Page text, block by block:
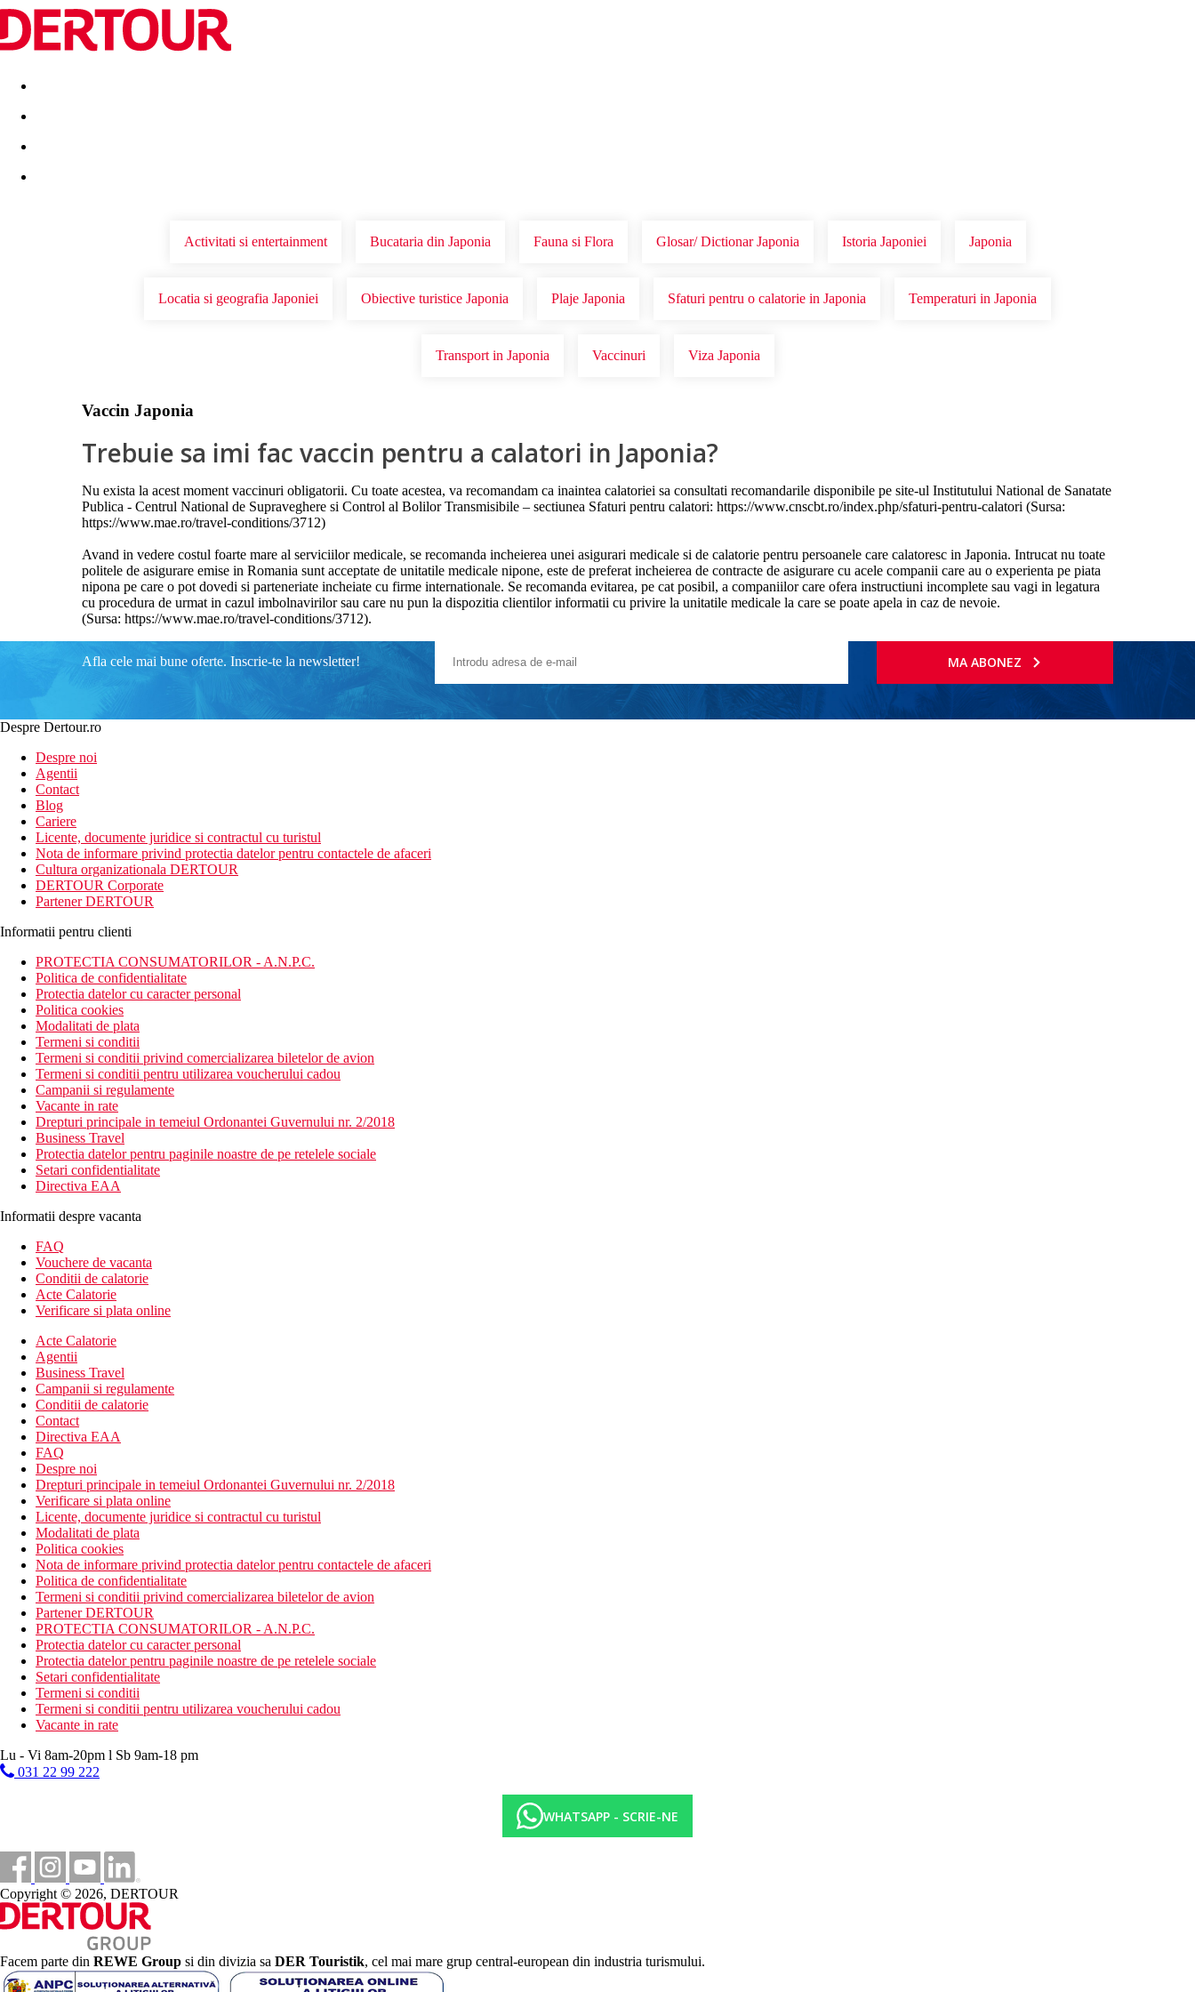
Destinatii Vacanta perfecta OFERTE DE NERATAT
Activitati si entertainment Bucataria din Japonia Fauna si Flora Glosar/ Dictionar Japonia Istoria Japoniei Japonia
Locatia si geografia Japoniei Obiective turistice Japonia Plaje Japonia Sfaturi pentru o calatorie in Japonia Temperaturi in Japonia
Transport in Japonia Vaccinuri Viza Japonia
Vaccin Japonia
Trebuie sa imi fac vaccin pentru a calatori in Japonia?
Nu exista la acest moment vaccinuri obligatorii. Cu toate acestea, va recomandam ca inaintea calatoriei sa consultati recomandarile disponibile pe site-ul Institutului National de Sanatate
Publica - Centrul National de Supraveghere si Control al Bolilor Transmisibile – sectiunea Sfaturi pentru calatori: https://www.cnscbt.ro/index.php/sfaturi-pentru-calatori (Sursa:
https://www.mae.ro/travel-conditions/3712)
Avand in vedere costul foarte mare al serviciilor medicale, se recomanda incheierea unei asigurari medicale si de calatorie pentru persoanele care calatoresc in Japonia. Intrucat nu toate
politele de asigurare emise in Romania sunt acceptate de unitatile medicale nipone, este de preferat incheierea de contracte de asigurare cu acele companii care au o experienta pe piata
nipona pe care o pot dovedi si parteneriate incheiate cu firme internationale. Se recomanda evitarea, pe cat posibil, a companiilor care ofera instructiuni incomplete sau vagi in legatura
cu procedura de urmat in cazul imbolnavirilor sau care nu pun la dispozitia clientilor informatii cu privire la unitatile medicale la care se poate apela in caz de nevoie.
(Sursa: https://www.mae.ro/travel-conditions/3712).
Afla cele mai bune oferte. Inscrie-te la newsletter! MA ABONEZ
Despre Dertour.ro
Despre noi
Agentii
Contact
Blog
Cariere
Licente, documente juridice si contractul cu turistul
Nota de informare privind protectia datelor pentru contactele de afaceri
Cultura organizationala DERTOUR
DERTOUR Corporate
Partener DERTOUR
Informatii pentru clienti
PROTECTIA CONSUMATORILOR - A.N.P.C.
Politica de confidentialitate
Protectia datelor cu caracter personal
Politica cookies
Modalitati de plata
Termeni si conditii
Termeni si conditii privind comercializarea biletelor de avion
Termeni si conditii pentru utilizarea voucherului cadou
Campanii si regulamente
Vacante in rate
Drepturi principale in temeiul Ordonantei Guvernului nr. 2/2018
Business Travel
Protectia datelor pentru paginile noastre de pe retelele sociale
Setari confidentialitate
Directiva EAA
Informatii despre vacanta
FAQ
Vouchere de vacanta
Conditii de calatorie
Acte Calatorie
Verificare si plata online
Acte Calatorie
Agentii
Business Travel
Campanii si regulamente
Conditii de calatorie
Contact
Directiva EAA
FAQ
Despre noi
Drepturi principale in temeiul Ordonantei Guvernului nr. 2/2018
Verificare si plata online
Licente, documente juridice si contractul cu turistul
Modalitati de plata
Politica cookies
Nota de informare privind protectia datelor pentru contactele de afaceri
Politica de confidentialitate
Termeni si conditii privind comercializarea biletelor de avion
Partener DERTOUR
PROTECTIA CONSUMATORILOR - A.N.P.C.
Protectia datelor cu caracter personal
Protectia datelor pentru paginile noastre de pe retelele sociale
Setari confidentialitate
Termeni si conditii
Termeni si conditii pentru utilizarea voucherului cadou
Vacante in rate
Lu - Vi 8am-20pm l Sb 9am-18 pm
031 22 99 222
WHATSAPP - SCRIE-NE
Copyright © 2026, DERTOUR
Facem parte din REWE Group si din divizia sa DER Touristik, cel mai mare grup central-european din industria turismului.